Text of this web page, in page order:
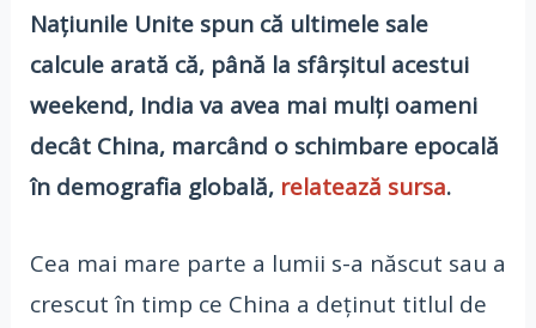
Națiunile Unite spun că ultimele sale
calcule arată că, până la sfârșitul acestui
weekend, India va avea mai mulți oameni
decât China, marcând o schimbare epocală
în demografia globală, relatează sursa.
Cea mai mare parte a lumii s-a născut sau a
crescut în timp ce China a deținut titlul de